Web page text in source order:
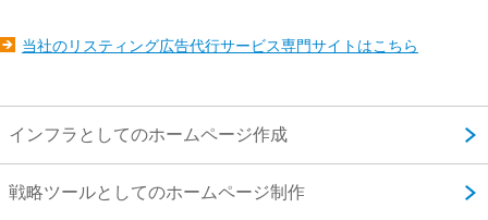
当社のリスティング広告代行サービス専門サイトはこちら
インフラとしてのホームページ作成
戦略ツールとしてのホームページ制作